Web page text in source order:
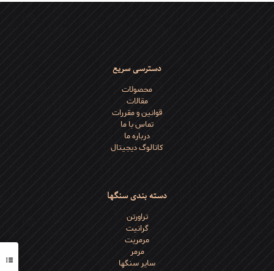
دسترسی سریع
محصولات
مقالات
قوانین و مقررات
تماس با ما
درباره ما
کاتالوگ دیجیتال
دسته بندی سنگها
تراورتن
گرانیت
مرمریت
مرمر
سایر سنگها